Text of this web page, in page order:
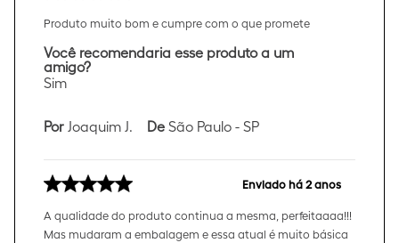
Produto muito bom e cumpre com o que promete
Você recomendaria esse produto a um
amigo?
Sim
Por Joaquim J. De São Paulo - SP
Enviado há 2 anos
A qualidade do produto continua a mesma, perfeitaaaa!!!
Mas mudaram a embalagem e essa atual é muito básica